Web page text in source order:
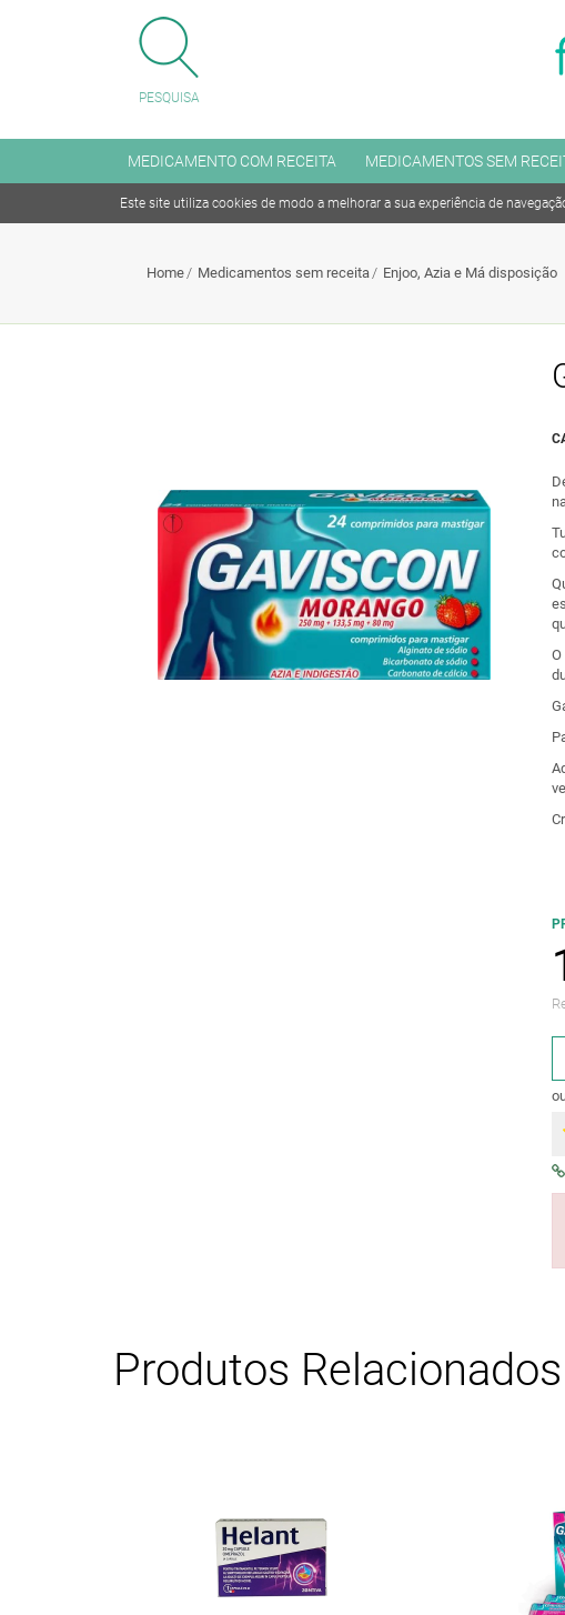
FECHAR MENU
MENU
Cuidado dos Olhos e dos Ouvidos
Descongestionantes
Diarreia, Cólicas e Obstipação
Dor, Febre e Inflamação
Enjoo, Azia e Má disposição
PESQUISA
MEDICAMENTO COM RECEITA MEDICAMENTOS SEM
Este site utiliza cookies de modo a melhorar a sua experiência de
Home Medicamentos sem receita Enjoo, Azia e Má disposição
Produtos Relacionados